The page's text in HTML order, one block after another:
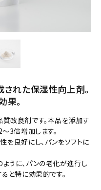
れた保湿性向上剤。
果。
改良剤です。本品を添加す
3倍増加します。
を良好にし、パンをソフトに
うに、パンの老化が進行し
と特に効果的です。